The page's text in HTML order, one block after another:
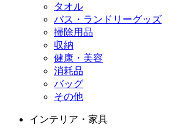
タオル
バス・ランドリーグッズ
掃除用品
収納
健康・美容
消耗品
バッグ
その他
インテリア・家具